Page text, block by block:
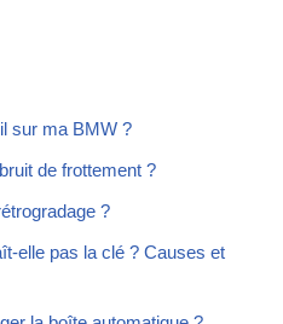
sur ma BMW ?
de frottement ?
?
elle pas la clé ? Causes et